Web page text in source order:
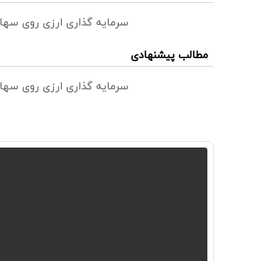
سرمایه گذاری ارزی روی
مطالب پیشنهادی
سرمایه گذاری ارزی روی